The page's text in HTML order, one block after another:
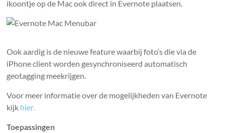
ikoontje op de Mac ook direct in Evernote plaatsen.
Ook aardig is de nieuwe feature waarbij foto’s die via de
iPhone client worden gesynchroniseerd automatisch
geotagging meekrijgen.
Voor meer informatie over de mogelijkheden van Evernote
kijk hier.
Toepassingen